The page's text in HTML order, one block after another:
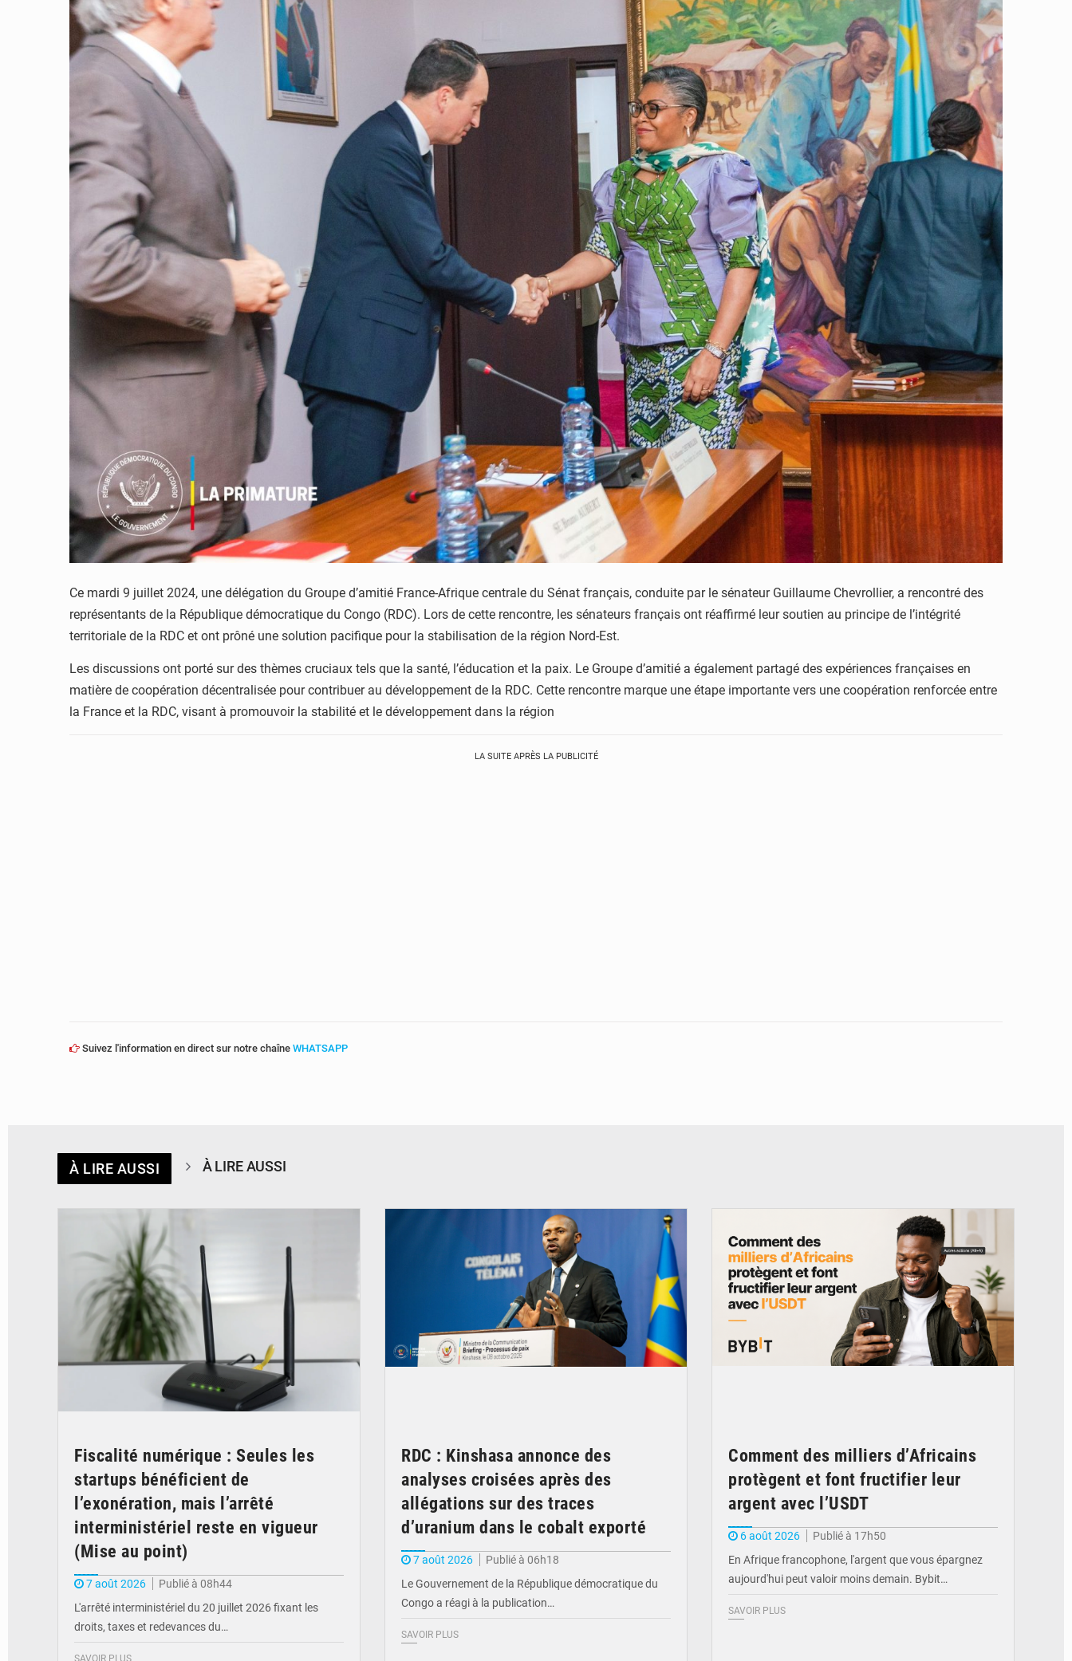
Ce mardi 9 juillet 2024, une délégation du Groupe d’amitié France-Afrique centrale du Sénat français, conduite par le sénateur Guillaume Chevrollier, a rencontré des
représentants de la République démocratique du Congo (RDC). Lors de cette rencontre, les sénateurs français ont réaffirmé leur soutien au principe de l’intégrité
territoriale de la RDC et ont prôné une solution pacifique pour la stabilisation de la région Nord-Est.
Les discussions ont porté sur des thèmes cruciaux tels que la santé, l’éducation et la paix. Le Groupe d’amitié a également partagé des expériences françaises en
matière de coopération décentralisée pour contribuer au développement de la RDC. Cette rencontre marque une étape importante vers une coopération renforcée entre
la France et la RDC, visant à promouvoir la stabilité et le développement dans la région
LA SUITE APRÈS LA PUBLICITÉ
Suivez l'information en direct sur notre chaîne WHATSAPP
À LIRE AUSSI À LIRE AUSSI
Fiscalité numérique : Seules les
startups bénéficient de
l’exonération, mais l’arrêté
interministériel reste en vigueur
(Mise au point)
7 août 2026
Publié à 08h44
L'arrêté interministériel du 20 juillet 2026 fixant les
droits, taxes et redevances du…
SAVOIR PLUS
RDC : Kinshasa annonce des
analyses croisées après des
allégations sur des traces
d’uranium dans le cobalt exporté
7 août 2026
Publié à 06h18
Le Gouvernement de la République démocratique du
Congo a réagi à la publication…
SAVOIR PLUS
Comment des milliers d’Africains
protègent et font fructifier leur
argent avec l’USDT
6 août 2026
Publié à 17h50
En Afrique francophone, l'argent que vous épargnez
aujourd'hui peut valoir moins demain. Bybit…
SAVOIR PLUS